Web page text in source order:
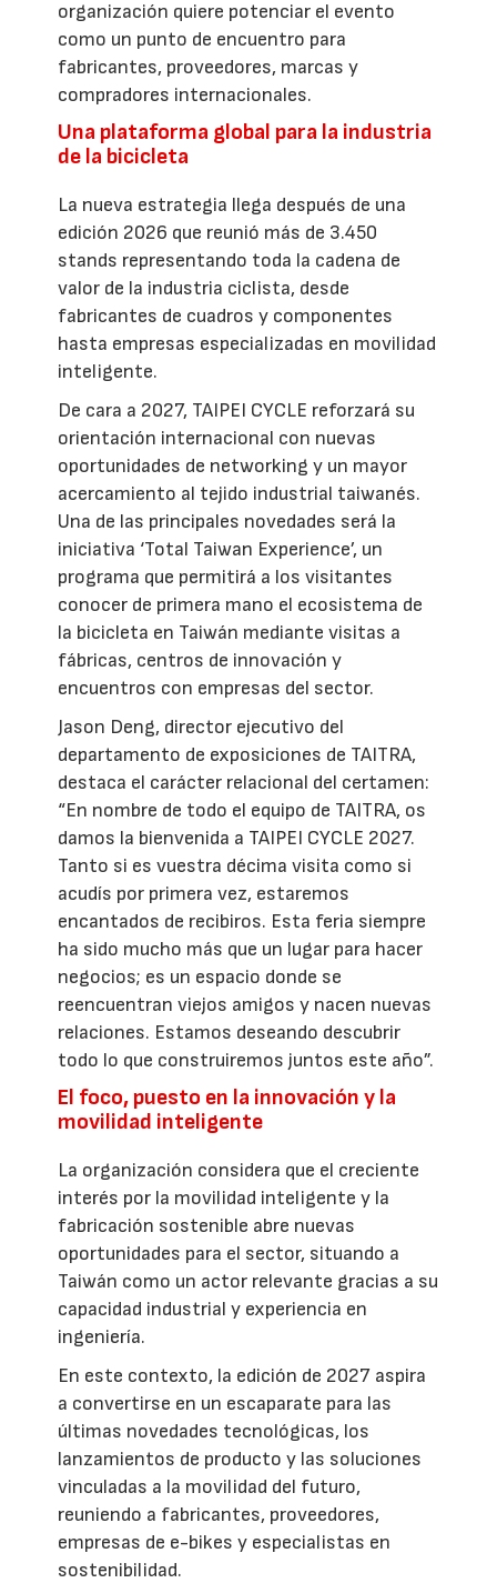
organización quiere potenciar el evento
como un punto de encuentro para
fabricantes, proveedores, marcas y
compradores internacionales.
Una plataforma global para la industria
de la bicicleta
La nueva estrategia llega después de una
edición 2026 que reunió más de 3.450
stands representando toda la cadena de
valor de la industria ciclista, desde
fabricantes de cuadros y componentes
hasta empresas especializadas en movilidad
inteligente.
De cara a 2027, TAIPEI CYCLE reforzará su
orientación internacional con nuevas
oportunidades de networking y un mayor
acercamiento al tejido industrial taiwanés.
Una de las principales novedades será la
iniciativa ‘Total Taiwan Experience’, un
programa que permitirá a los visitantes
conocer de primera mano el ecosistema de
la bicicleta en Taiwán mediante visitas a
fábricas, centros de innovación y
encuentros con empresas del sector.
Jason Deng, director ejecutivo del
departamento de exposiciones de TAITRA,
destaca el carácter relacional del certamen:
“En nombre de todo el equipo de TAITRA, os
damos la bienvenida a TAIPEI CYCLE 2027.
Tanto si es vuestra décima visita como si
acudís por primera vez, estaremos
encantados de recibiros. Esta feria siempre
ha sido mucho más que un lugar para hacer
negocios; es un espacio donde se
reencuentran viejos amigos y nacen nuevas
relaciones. Estamos deseando descubrir
todo lo que construiremos juntos este año”.
El foco, puesto en la innovación y la
movilidad inteligente
La organización considera que el creciente
interés por la movilidad inteligente y la
fabricación sostenible abre nuevas
oportunidades para el sector, situando a
Taiwán como un actor relevante gracias a su
capacidad industrial y experiencia en
ingeniería.
En este contexto, la edición de 2027 aspira
a convertirse en un escaparate para las
últimas novedades tecnológicas, los
lanzamientos de producto y las soluciones
vinculadas a la movilidad del futuro,
reuniendo a fabricantes, proveedores,
empresas de e-bikes y especialistas en
sostenibilidad.